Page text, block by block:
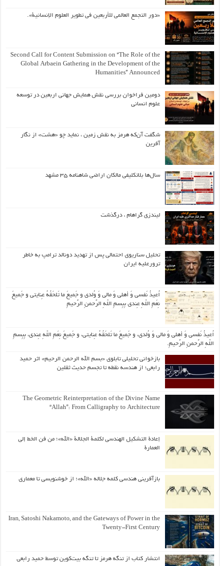
«دور التجمع العالمي للأربعين في تطوير العلوم الإنسانية».
Second Call for Content Submission on “The Role of the
Global Arbaein Gathering in the Development of the
Humanities” Announced
دومین فراخوان بررسی نقش همایش جهانی اربعین در توسعه
علوم انسانی
شگفت آن‌که هرمز به نقش زمین ، نماید چو «هشت» از نگار
آفرین
سال‌ها بلاتکلیفی مالکان اراضی شاهنامه ۳۵ مشهد
لیندزی گراهام ، درگذشت
تحلیل سناریوی احتمالی پس از تهدید دونالد ترامپ به خاطر
ترورعلیه ایران
اُعیذُ نَفسی وَ أهلی وَ مالی وَ وُلدی و جَمیعَ ما تَلحَقُهُ عِنایتی و جَمیعَ
نِعَمِ اللّهِ عِندی بِبِسمِ اللّهِ الرَّحمنِ الرَّحیمِ
اُعیذُ نَفسی وَ أهلی وَ مالی وَ وُلدی، و جَمیعَ ما تَلحَقُهُ عِنایتی، و جَمیعَ نِعَمِ اللّهِ عِندی، بِبِسمِ
اللّهِ الرَّحمنِ الرَّحیمِ.
بازخوانی تحلیلی تابلوی «بسم الله الرحمن الرحیم» اثر حمید
رابعی؛ از هندسه نقطه تا تجسم حدیث ثقلین
The Geometric Reinterpretation of the Divine Name
“Allah”: From Calligraphy to Architecture
إعادة التشكيل الهندسي لكلمة الجلالة «الله»؛ من فن الخط إلى
العمارة
بازآفرینی هندسی کلمه جلاله «الله»؛ از خوشنویسی تا معماری
Iran, Satoshi Nakamoto, and the Gateways of Power in the
Twenty-First Century
انتشار کتاب از تنگه هرمز تا تنگه بیت‌کوین توسط حمید رابعی